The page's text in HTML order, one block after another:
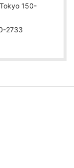
150-
2733